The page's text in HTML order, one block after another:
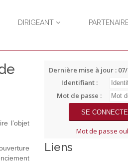
DIRIGEANT
l’objet
Dernière mise à jour : 07/
Identifiant :
Mot de passe :
Mot de passe
Liens